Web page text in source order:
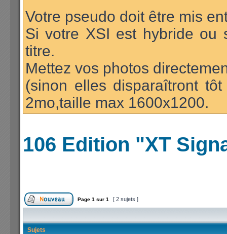
Votre pseudo doit être mis
Si votre XSI est hybride ou
titre.
Mettez vos photos
(sinon elles disparaîtront
2mo,taille max 1600x1200.
106 Edition "XT
Page 1 sur 1 [ 2 sujets ]
Sujets